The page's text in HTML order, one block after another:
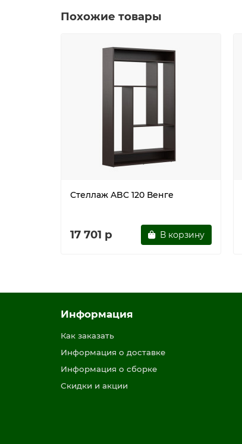
Похожие товары
Стеллаж ABC 120 Венге
17 701 р В корзину
Информация
Как заказать
Информация о доставке
Информация о сборке
Скидки и акции